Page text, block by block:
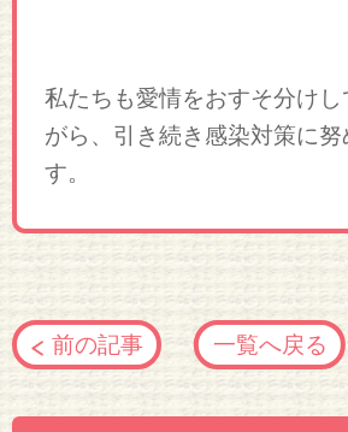
私たちも愛情をおすそ分け
がら、引き続き感染対策に努
す。
前の記事 一覧へ戻る